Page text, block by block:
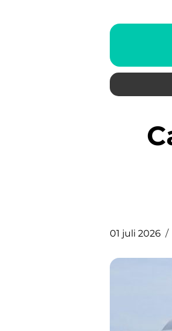
Camping i norsk natur en
01 juli 2026